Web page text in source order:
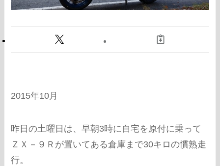
2015年10月
昨日の土曜日は、早朝3時に自宅を原付に乗って
ＺＸ－９Ｒが置いてある倉庫まで30キロの慣熟走
行。